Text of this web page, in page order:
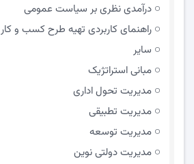
درآمدی نظری بر سیاست عمومی
راهنمای کاربردی تهیه طرح کسب و کار
سایر
مبانی استراتژیک
مدیریت تحول اداری
مدیریت تطبیقی
مدیریت توسعه
مدیریت دولتی نوین